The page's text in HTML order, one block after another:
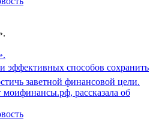
эффективных способов сохранить
заветной финансовой цели.
рассказала об